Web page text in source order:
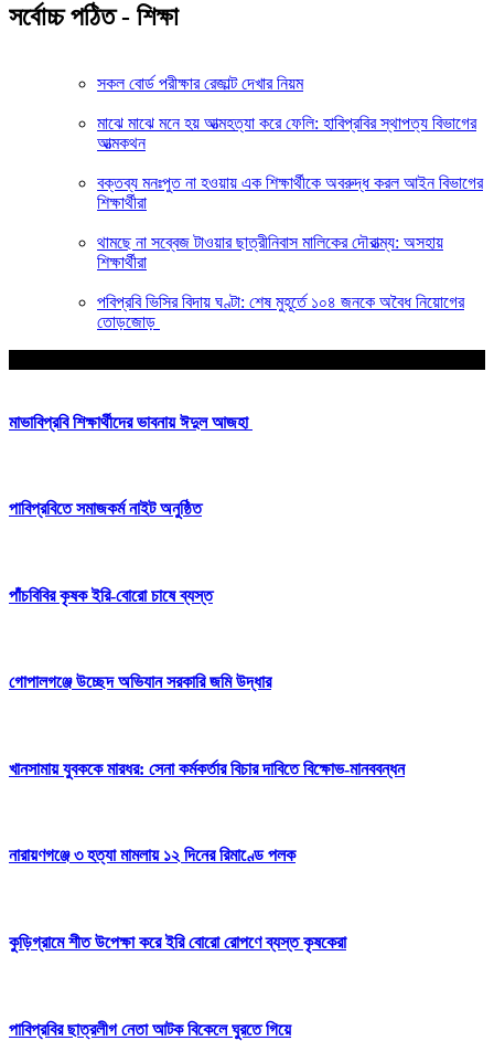
সর্বোচ্চ পঠিত - শিক্ষা
সকল বোর্ড পরীক্ষার রেজাল্ট দেখার নিয়ম
মাঝে মাঝে মনে হয় আত্মহত্যা করে ফেলি: হাবিপ্রবির স্থাপত্য বিভাগের
আত্মকথন
বক্তব্য মনঃপুত না হওয়ায় এক শিক্ষার্থীকে অবরুদ্ধ করল আইন বিভাগের
শিক্ষার্থীরা
থামছে না সব্বেজ টাওয়ার ছাত্রীনিবাস মালিকের দৌরাত্ম্য: অসহায়
শিক্ষার্থীরা
পবিপ্রবি ভিসির বিদায় ঘণ্টা: শেষ মুহূর্তে ১০৪ জনকে অবৈধ নিয়োগের
তোড়জোড়
মাভাবিপ্রবি শিক্ষার্থীদের ভাবনায় ঈদুল আজহা ‎
পাবিপ্রবিতে সমাজকর্ম নাইট অনুষ্ঠিত
পাঁচবিবির কৃষক ইরি-বোরো চাষে ব্যস্ত
গোপালগঞ্জে উচ্ছেদ অভিযান সরকারি জমি উদ্ধার
খানসামায় যুবককে মারধর: সেনা কর্মকর্তার বিচার দাবিতে বিক্ষোভ-মানববন্ধন
নারায়ণগঞ্জে ৩ হত্যা মামলায় ১২ দিনের রিমাণ্ডে পলক
কুড়িগ্রামে শীত উপেক্ষা করে ইরি বোরো রোপণে ব্যস্ত কৃষকেরা
পাবিপ্রবির ছাত্রলীগ নেতা আটক বিকেলে ঘুরতে গিয়ে